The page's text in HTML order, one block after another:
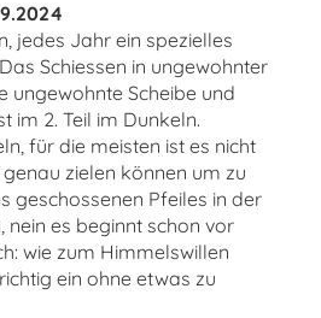
jedes Jahr ein spezielles
Schiessen in ungewohnter
ungewohnte Scheibe und
im 2. Teil im Dunkeln.
für die meisten ist es nicht
zielen können um zu
geschossenen Pfeiles in der
nein es beginnt schon vor
wie zum Himmelswillen
ein ohne etwas zu